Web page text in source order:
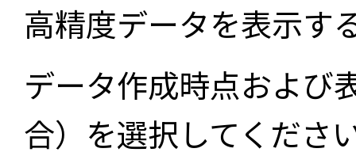
高精度データを表示す
データ作成時点および
合）を選択してくださ